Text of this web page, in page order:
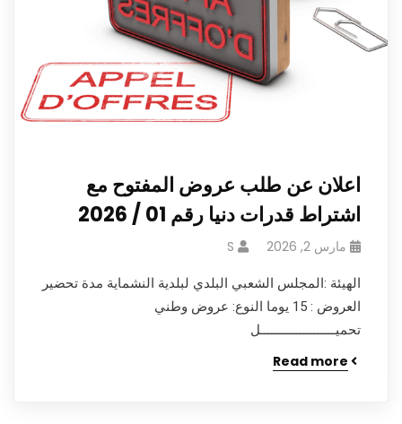
اعلان عن طلب عروض المفتوح مع
اشتراط قدرات دنيا رقم 01 / 2026
مارس 2, 2026 S
الهيئة :المجلس الشعبي البلدي لبلدية النشماية مدة تحضير
العروض : 15 يوما النوع: عروض وطني
تحميـــــــــــــــــــــل
Read more